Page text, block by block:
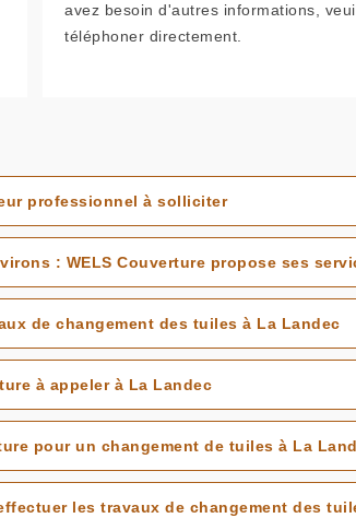
avez besoin d'autres informations,
téléphoner directement.
professionnel à solliciter
: WELS Couverture propose ses
de changement des tuiles à La Landec
à appeler à La Landec
pour un changement de tuiles à La
les travaux de changement des